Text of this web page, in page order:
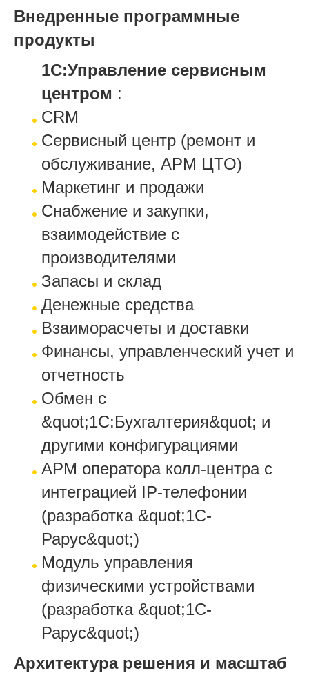
Внедренные программные
продукты
1С:Управление сервисным
центром :
CRM
Сервисный центр (ремонт и
обслуживание, АРМ ЦТО)
Маркетинг и продажи
Снабжение и закупки,
взаимодействие с
производителями
Запасы и склад
Денежные средства
Взаиморасчеты и доставки
Финансы, управленческий учет и
отчетность
Обмен с
&quot;1С:Бухгалтерия&quot; и
другими конфигурациями
АРМ оператора колл-центра с
интеграцией IP-телефонии
(разработка &quot;1С-
Рарус&quot;)
Модуль управления
физическими устройствами
(разработка &quot;1С-
Рарус&quot;)
Архитектура решения и масштаб